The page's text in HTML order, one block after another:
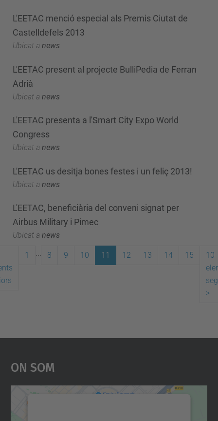
L'EETAC menció especial als Premis Ciutat de
Castelldefels 2013
Ubicat a news
L'EETAC present al projecte BulliPedia de Ferran
Adrià
Ubicat a news
L'EETAC presenta a l'Smart City Expo World
Congress
Ubicat a news
L'EETAC us desitja bones festes i un feliç 2013!
Ubicat a news
L'EETAC, beneficiària del conveni signat per
Airbus Military i Pimec
Ubicat a news
1 8 9 10 11 12 13 14 15
10
>
On Som